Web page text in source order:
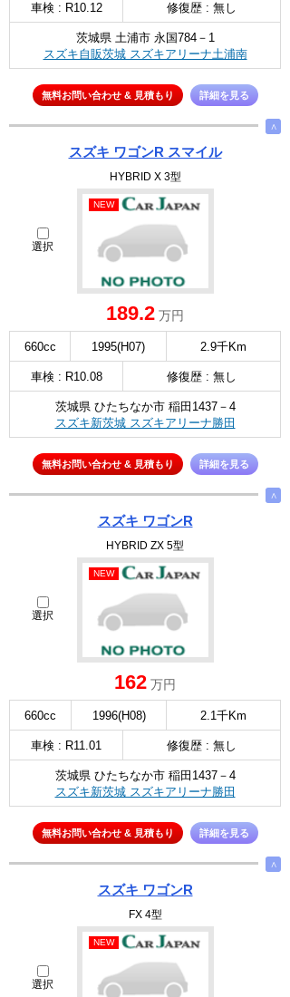
車検 : R10.12 修復歴 : 無し
茨城県 土浦市 永国784－1
スズキ自販茨城 スズキアリーナ土浦南
無料お問い合わせ & 見積もり 詳細を見る
∧
スズキ ワゴンR スマイル
HYBRID X 3型
選択
NEW
189.2 万円
660cc 1995(H07) 2.9千Km
車検 : R10.08 修復歴 : 無し
茨城県 ひたちなか市 稲田1437－4
スズキ新茨城 スズキアリーナ勝田
無料お問い合わせ & 見積もり 詳細を見る
∧
スズキ ワゴンR
HYBRID ZX 5型
選択
NEW
162 万円
660cc 1996(H08) 2.1千Km
車検 : R11.01 修復歴 : 無し
茨城県 ひたちなか市 稲田1437－4
スズキ新茨城 スズキアリーナ勝田
無料お問い合わせ & 見積もり 詳細を見る
∧
スズキ ワゴンR
FX 4型
選択
NEW